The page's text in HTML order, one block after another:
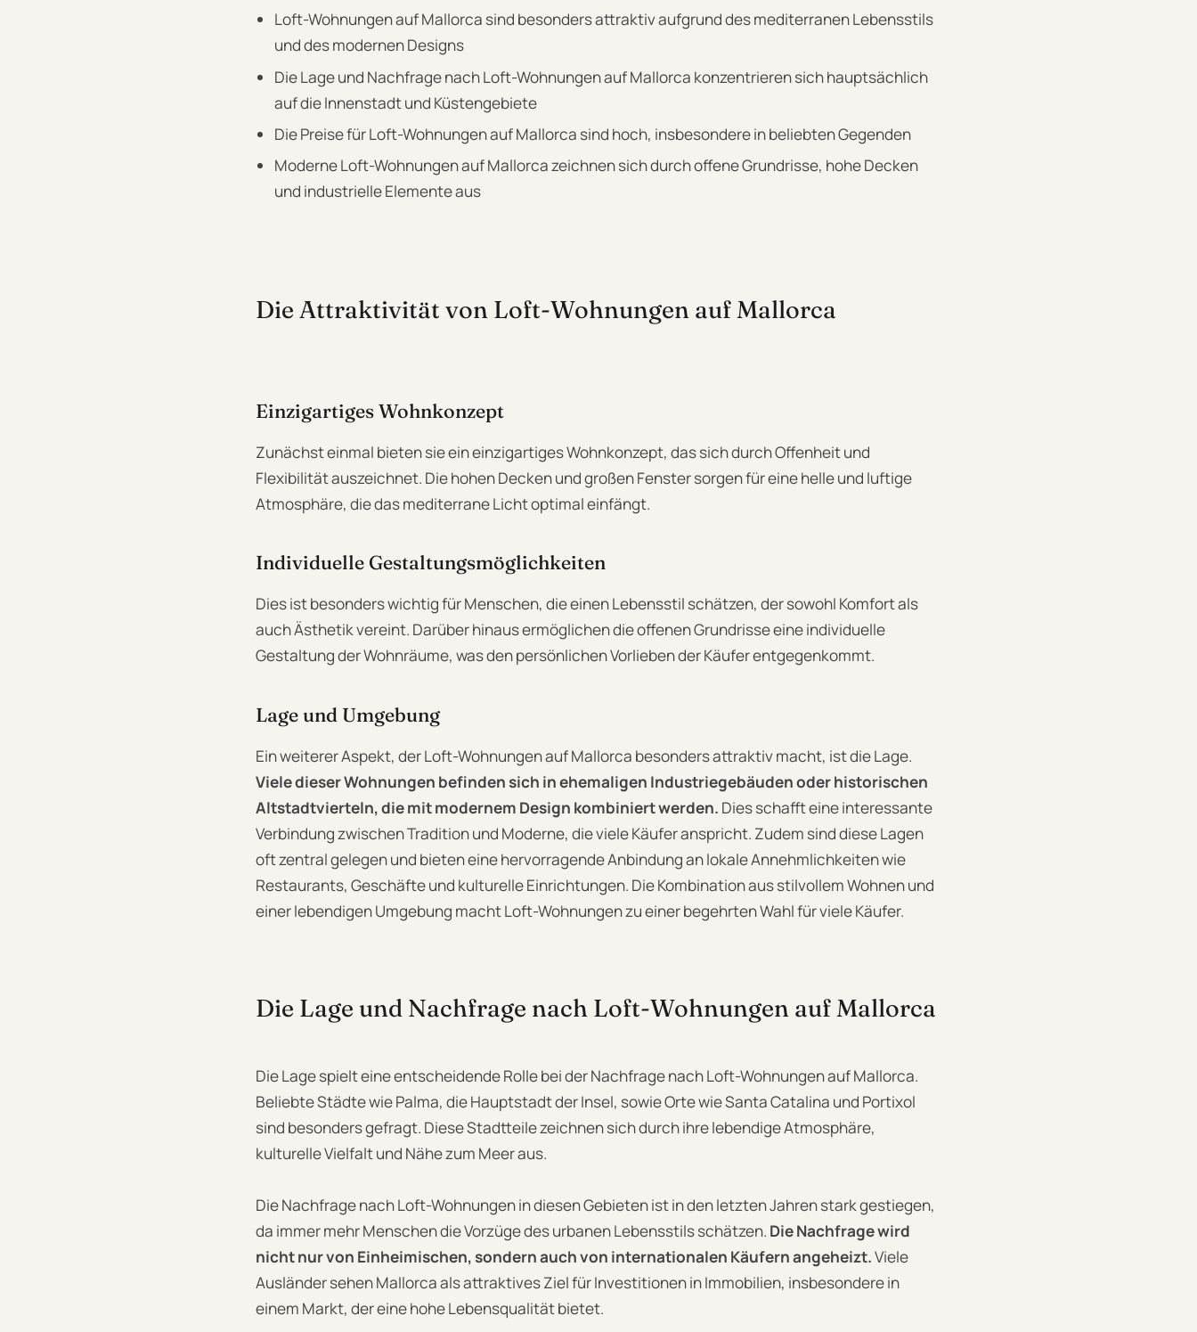
Loft-Wohnungen auf Mallorca sind besonders attraktiv aufgrund des mediterranen Lebensstils
und des modernen Designs
Die Lage und Nachfrage nach Loft-Wohnungen auf Mallorca konzentrieren sich hauptsächlich
auf die Innenstadt und Küstengebiete
Die Preise für Loft-Wohnungen auf Mallorca sind hoch, insbesondere in beliebten Gegenden
Moderne Loft-Wohnungen auf Mallorca zeichnen sich durch offene Grundrisse, hohe Decken
und industrielle Elemente aus
Die Attraktivität von Loft-Wohnungen auf Mallorca
Einzigartiges Wohnkonzept
Zunächst einmal bieten sie ein einzigartiges Wohnkonzept, das sich durch Offenheit und
Flexibilität auszeichnet. Die hohen Decken und großen Fenster sorgen für eine helle und luftige
Atmosphäre, die das mediterrane Licht optimal einfängt.
Individuelle Gestaltungsmöglichkeiten
Dies ist besonders wichtig für Menschen, die einen Lebensstil schätzen, der sowohl Komfort als
auch Ästhetik vereint. Darüber hinaus ermöglichen die offenen Grundrisse eine individuelle
Gestaltung der Wohnräume, was den persönlichen Vorlieben der Käufer entgegenkommt.
Lage und Umgebung
Ein weiterer Aspekt, der Loft-Wohnungen auf Mallorca besonders attraktiv macht, ist die Lage.
Viele dieser Wohnungen befinden sich in ehemaligen Industriegebäuden oder historischen
Altstadtvierteln, die mit modernem Design kombiniert werden. Dies schafft eine interessante
Verbindung zwischen Tradition und Moderne, die viele Käufer anspricht. Zudem sind diese Lagen
oft zentral gelegen und bieten eine hervorragende Anbindung an lokale Annehmlichkeiten wie
Restaurants, Geschäfte und kulturelle Einrichtungen. Die Kombination aus stilvollem Wohnen und
einer lebendigen Umgebung macht Loft-Wohnungen zu einer begehrten Wahl für viele Käufer.
Die Lage und Nachfrage nach Loft-Wohnungen auf Mallorca
Die Lage spielt eine entscheidende Rolle bei der Nachfrage nach Loft-Wohnungen auf Mallorca.
Beliebte Städte wie Palma, die Hauptstadt der Insel, sowie Orte wie Santa Catalina und Portixol
sind besonders gefragt. Diese Stadtteile zeichnen sich durch ihre lebendige Atmosphäre,
kulturelle Vielfalt und Nähe zum Meer aus.
Die Nachfrage nach Loft-Wohnungen in diesen Gebieten ist in den letzten Jahren stark gestiegen,
da immer mehr Menschen die Vorzüge des urbanen Lebensstils schätzen. Die Nachfrage wird
nicht nur von Einheimischen, sondern auch von internationalen Käufern angeheizt.Viele
Ausländer sehen Mallorca als attraktives Ziel für Investitionen in Immobilien, insbesondere in
einem Markt, der eine hohe Lebensqualität bietet.